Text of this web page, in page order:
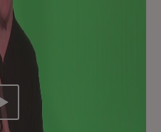
Video abspielen